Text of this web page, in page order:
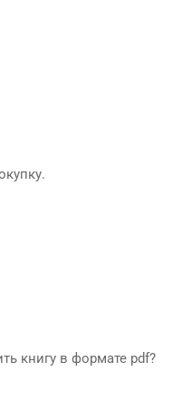
книгу в формате pdf?